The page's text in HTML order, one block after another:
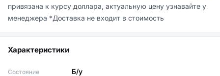
привязана к курсу доллара, актуальную цену узнавайте у
менеджера *Доставка не входит в стоимость
Характеристики
Состояние Б/у